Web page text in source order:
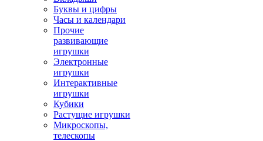
Буквы и цифры
Часы и календари
Прочие
развивающие
игрушки
Электронные
игрушки
Интерактивные
игрушки
Кубики
Растущие игрушки
Микроскопы,
телескопы